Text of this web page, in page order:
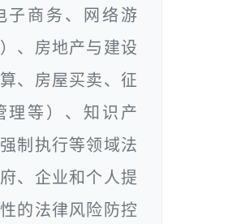
子商务、网络游
、房地产与建设
、房屋买卖、征
理等）、知识产
制执行等领域法
、企业和个人提
的法律风险防控